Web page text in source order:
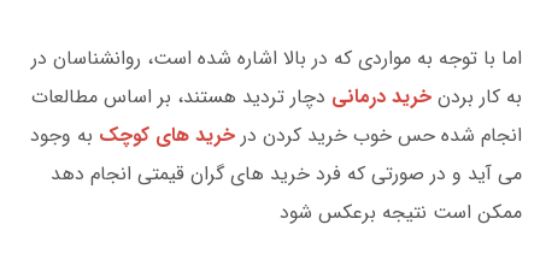
اما با توجه به مواردی که در بالا اشاره شده است، روانشناسان در
به کار بردن خرید درمانی دچار تردید هستند، بر اساس مطالعات
انجام شده حس خوب خرید کردن در خرید های کوچک به وجود
می آید و در صورتی که فرد خرید های گران قیمتی انجام دهد
ممکن است نتیجه برعکس شود